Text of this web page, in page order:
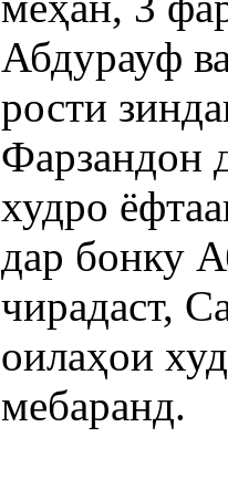
Абдурауф
рости
Фарзандон
худро
дар бонку
чирадаст,
оилаҳои
мебаранд.